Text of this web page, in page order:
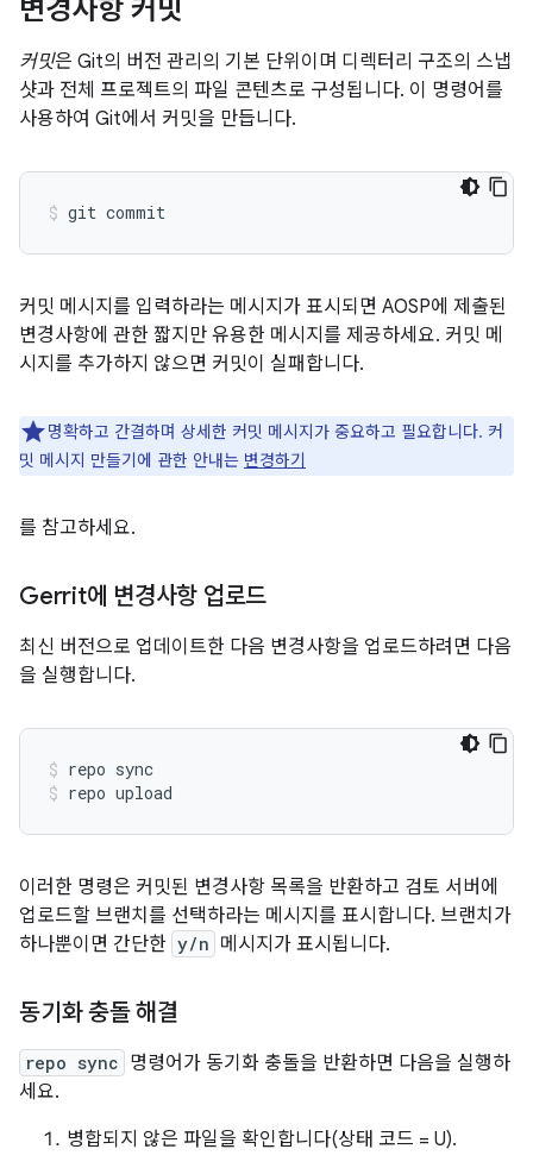
변경사항 커밋
커밋은 Git의 버전 관리의 기본 단위이며 디렉터리 구조의 스냅
샷과 전체 프로젝트의 파일 콘텐츠로 구성됩니다. 이 명령어를
사용하여 Git에서 커밋을 만듭니다.
커밋 메시지를 입력하라는 메시지가 표시되면 AOSP에 제출된
변경사항에 관한 짧지만 유용한 메시지를 제공하세요. 커밋 메
시지를 추가하지 않으면 커밋이 실패합니다.
명확하고 간결하며 상세한 커밋 메시지가 중요하고 필요합니다. 커
밋 메시지 만들기에 관한 안내는 변경하기
를 참고하세요.
Gerrit에 변경사항 업로드
최신 버전으로 업데이트한 다음 변경사항을 업로드하려면 다음
을 실행합니다.
repo sync
repo upload
이러한 명령은 커밋된 변경사항 목록을 반환하고 검토 서버에
업로드할 브랜치를 선택하라는 메시지를 표시합니다. 브랜치가
하나뿐이면 간단한 y/n 메시지가 표시됩니다.
동기화 충돌 해결
repo sync 명령어가 동기화 충돌을 반환하면 다음을 실행하
세요.
병합되지 않은 파일을 확인합니다(상태 코드 = U).